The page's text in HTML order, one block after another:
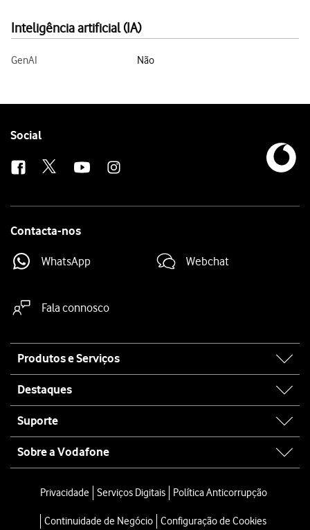
Inteligência artificial (IA)
GenAI Não
Follow
Social
Contacta-nos
WhatsApp Webchat
Fala connosco
map
Produtos e Serviços
Destaques
Suporte
Sobre a Vodafone
Privacidade Serviços Digitais Política Anticorrupção
Continuidade de Negócio Configuração de Cookies